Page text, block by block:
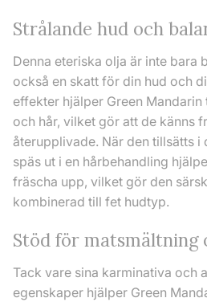
Strålande hud och
Denna eteriska olja är inte bara
också en skatt för din hud och
effekter hjälper Green
och hår, vilket gör att de känns
återupplivade. När den tillsätts i
späs ut i en hårbehandling
fräscha upp, vilket gör den
kombinerad till fet hudtyp.
Stöd för matsmältning
Tack vare sina karminativa och
egenskaper hjälper Green